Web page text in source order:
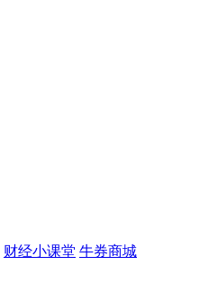
财经小课堂 牛券商城